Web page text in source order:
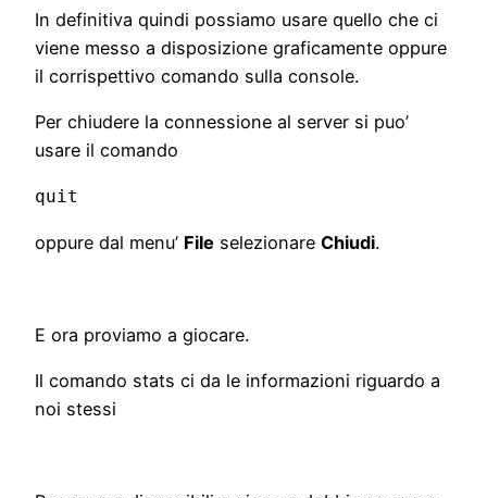
In definitiva quindi possiamo usare quello che ci
viene messo a disposizione graficamente oppure
il corrispettivo comando sulla console.
Per chiudere la connessione al server si puo’
usare il comando
quit
oppure dal menu’ File selezionare Chiudi.
E ora proviamo a giocare.
Il comando stats ci da le informazioni riguardo a
noi stessi